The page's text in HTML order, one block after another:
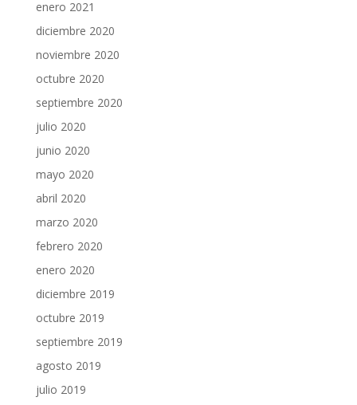
enero 2021
diciembre 2020
noviembre 2020
octubre 2020
septiembre 2020
julio 2020
junio 2020
mayo 2020
abril 2020
marzo 2020
febrero 2020
enero 2020
diciembre 2019
octubre 2019
septiembre 2019
agosto 2019
julio 2019